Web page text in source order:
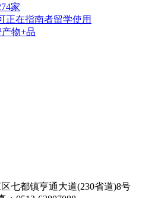
家
正在指南者留学使用
物+品
七都镇亨通大道(230省道)8号